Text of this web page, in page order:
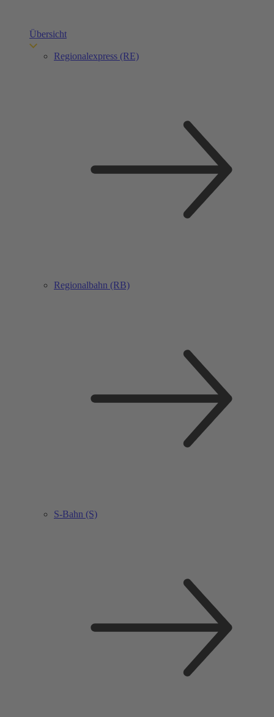
Übersicht
Regionalexpress (RE)
Regionalbahn (RB)
S-Bahn (S)